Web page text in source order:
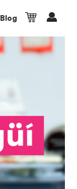
Blog